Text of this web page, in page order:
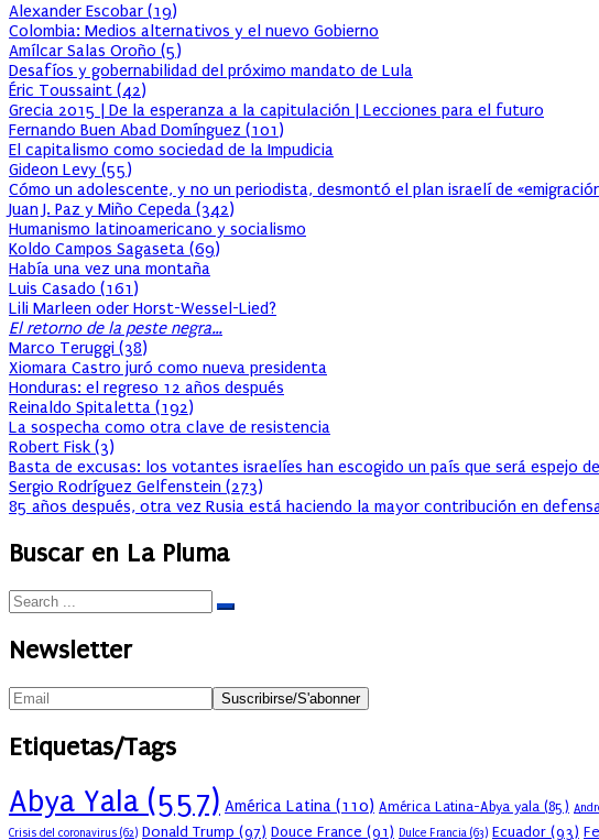
Alexander Escobar (19)
Colombia: Medios alternativos y el nuevo Gobierno
Amílcar Salas Oroño (5)
Desafíos y gobernabilidad del próximo mandato de Lula
Éric Toussaint (42)
Grecia 2015 | De la esperanza a la capitulación | Lecciones para el futuro
Fernando Buen Abad Domínguez (101)
El capitalismo como sociedad de la Impudicia
Gideon Levy (55)
Cómo un adolescente, y no un periodista, desmontó el plan israelí de
Juan J. Paz y Miño Cepeda (342)
Humanismo latinoamericano y socialismo
Koldo Campos Sagaseta (69)
Había una vez una montaña
Luis Casado (161)
Lili Marleen oder Horst-Wessel-Lied?
El retorno de la peste negra…
Marco Teruggi (38)
Xiomara Castro juró como nueva presidenta
Honduras: el regreso 12 años después
Reinaldo Spitaletta (192)
La sospecha como otra clave de resistencia
Robert Fisk (3)
Basta de excusas: los votantes israelíes han escogido un país que será espejo
Sergio Rodríguez Gelfenstein (273)
85 años después, otra vez Rusia está haciendo la mayor contribución en
Buscar en La Pluma
Newsletter
Etiquetas/Tags
Abya Yala (557) América Latina (110) América Latina-Abya yala (85)
Crisis del coronavirus (62) Donald Trump (97) Douce France (91) Dulce Francia (63) Ecuador (93)